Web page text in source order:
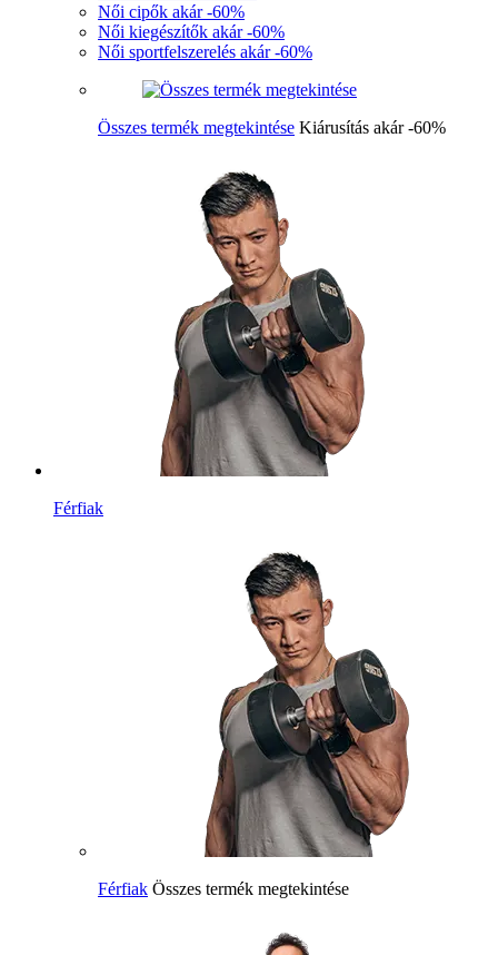
Női cipők akár -60%
Női kiegészítők akár -60%
Női sportfelszerelés akár -60%
Összes termék megtekintése Kiárusítás akár -60%
Férfiak
Férfiak Összes termék megtekintése